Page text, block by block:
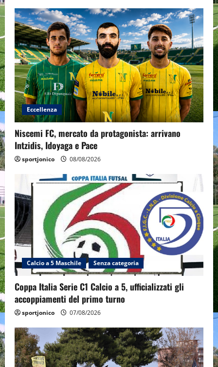
Eccellenza
Niscemi FC, mercato da protagonista: arrivano
Intzidis, Idoyaga e Pace
sportjonico 08/08/2026
Calcio a 5 Maschile Senza categoria
Coppa Italia Serie C1 Calcio a 5, ufficializzati gli
accoppiamenti del primo turno
sportjonico 07/08/2026